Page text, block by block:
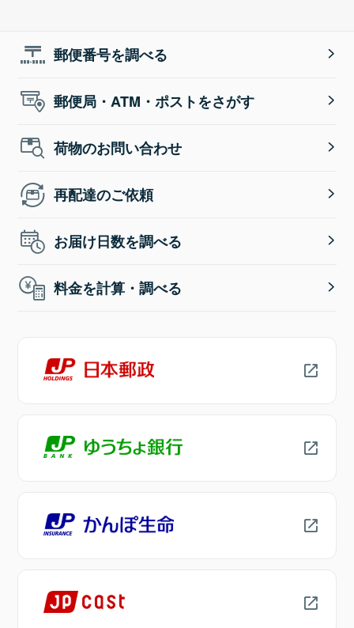
郵便番号を調べる
郵便局・ATM・ポストをさがす
荷物のお問い合わせ
再配達のご依頼
お届け日数を調べる
料金を計算・調べる